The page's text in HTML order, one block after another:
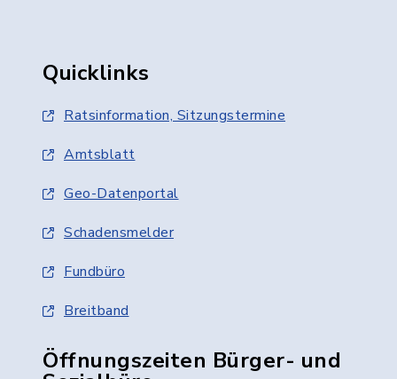
Quicklinks
Ratsinformation, Sitzungstermine
Amtsblatt
Geo-Datenportal
Schadensmelder
Fundbüro
Breitband
Öffnungszeiten Bürger- und